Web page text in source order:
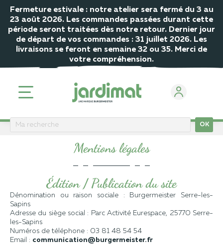
Fermeture estivale : notre atelier sera fermé du 3 au
23 août 2026. Les commandes passées durant cette
période seront traitées dès notre retour. Dernier jour
de départ de vos commandes : 31 juillet 2026. Les
livraisons se feront en semaine 32 ou 35. Merci de
votre compréhension.
OK
ACCUEIL Mentions légales de Jardimat
Mentions légales
Édition / Publication du site
Dénomination ou raison sociale : Burgermeister Serre-les-
Sapins
Adresse du siège social : Parc Activité Eurespace, 25770 Serre-
les-Sapins
Numéros de téléphone : 03 81 48 54 54
Email : communication@burgermeister.fr